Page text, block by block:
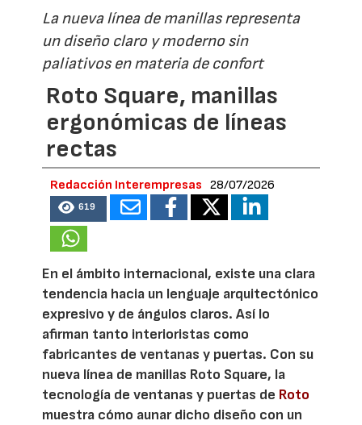
La nueva línea de manillas representa
un diseño claro y moderno sin
paliativos en materia de confort
Roto Square, manillas
ergonómicas de líneas
rectas
Redacción Interempresas 28/07/2026
619
En el ámbito internacional, existe una clara
tendencia hacia un lenguaje arquitectónico
expresivo y de ángulos claros. Así lo
afirman tanto interioristas como
fabricantes de ventanas y puertas. Con su
nueva línea de manillas Roto Square, la
tecnología de ventanas y puertas de Roto
muestra cómo aunar dicho diseño con un